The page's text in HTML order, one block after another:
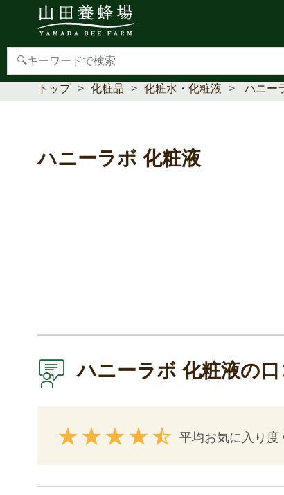
【重要】本人認証サービス(3Dセキュア2.0)導入
トップ 化粧品 化粧水・化粧液 ハニー
ハニーラボ 化粧液
ハニーラボ 化粧液の
平均お気に入り度